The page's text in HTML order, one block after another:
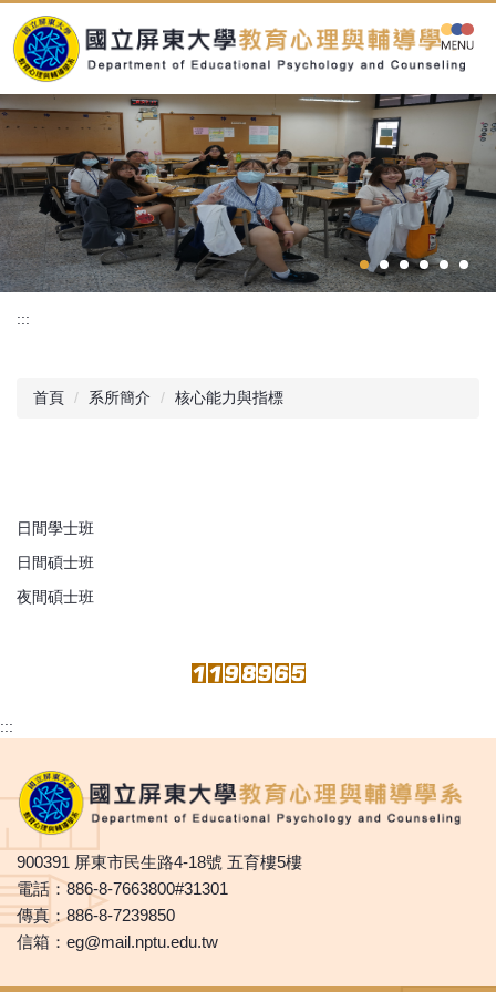
到
主
內
容
區
:::
首頁 系所簡介 核心能力與指標
日間學士班
日間碩士班
夜間碩士班
:::
900391 屏東市民生路4-18號 五育樓5樓
電話：886-8-7663800#31301
傳真：886-8-7239850
信箱：eg@mail.nptu.edu.tw